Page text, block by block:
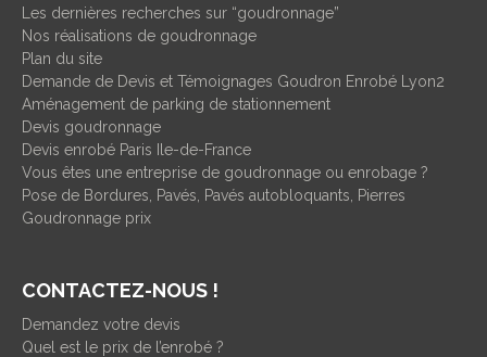
Les dernières recherches sur “goudronnage”
Nos réalisations de goudronnage
Plan du site
Demande de Devis et Témoignages Goudron Enrobé Lyon2
Aménagement de parking de stationnement
Devis goudronnage
Devis enrobé Paris Ile-de-France
Vous êtes une entreprise de goudronnage ou enrobage ?
Pose de Bordures, Pavés, Pavés autobloquants, Pierres
Goudronnage prix
CONTACTEZ-NOUS !
Demandez votre devis
Quel est le prix de l’enrobé ?